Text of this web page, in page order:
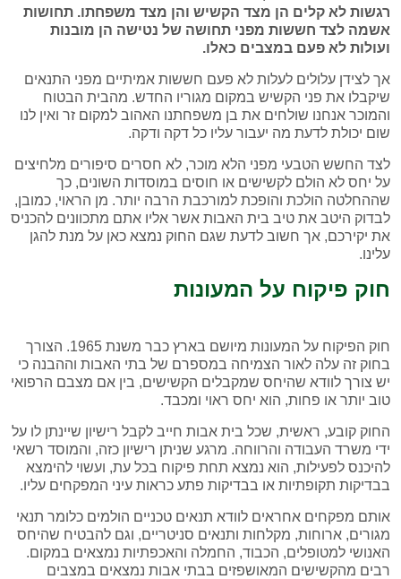
רגשות לא קלים הן מצד הקשיש והן מצד משפחתו. תחושות
אשמה לצד חששות מפני תחושה של נטישה הן מובנות
ועולות לא פעם במצבים כאלו.
אך לצידן עלולים לעלות לא פעם חששות אמיתיים מפני התנאים
שיקבלו את פני הקשיש במקום מגוריו החדש. מהבית הבטוח
והמוכר אנחנו שולחים את בן משפחתנו האהוב למקום זר ואין לנו
שום יכולת לדעת מה יעבור עליו כל דקה ודקה.
לצד החשש הטבעי מפני הלא מוכר, לא חסרים סיפורים מלחיצים
על יחס לא הולם לקשישים או חוסים במוסדות השונים, כך
שההחלטה הולכת והופכת למורכבת הרבה יותר. מן הראוי, כמובן,
לבדוק היטב את טיב בית האבות אשר אליו אתם מתכוונים להכניס
את יקירכם, אך חשוב לדעת שגם החוק נמצא כאן על מנת להגן
עלינו.
חוק פיקוח על המעונות
חוק הפיקוח על המעונות מיושם בארץ כבר משנת 1965. הצורך
בחוק זה עלה לאור הצמיחה במספרם של בתי האבות וההבנה כי
יש צורך לוודא שהיחס שמקבלים הקשישים, בין אם מצבם הרפואי
טוב יותר או פחות, הוא יחס ראוי ומכבד.
החוק קובע, ראשית, שכל בית אבות חייב לקבל רישיון שיינתן לו על
ידי משרד העבודה והרווחה. מרגע שניתן רישיון כזה, והמוסד רשאי
להיכנס לפעילות, הוא נמצא תחת פיקוח בכל עת, ועשוי להימצא
בבדיקות תקופתיות או בבדיקות פתע כראות עיני המפקחים עליו.
אותם מפקחים אחראים לוודא תנאים טכניים הולמים כלומר תנאי
מגורים, ארוחות, מקלחות ותנאים סניטריים, וגם להבטיח שהיחס
האנושי למטופלים, הכבוד, החמלה והאכפתיות נמצאים במקום.
רבים מהקשישים המאושפזים בבתי אבות נמצאים במצבים